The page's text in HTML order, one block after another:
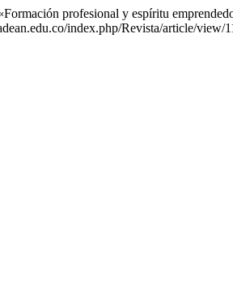
profesional y espíritu
index.php/Revista/article/view/